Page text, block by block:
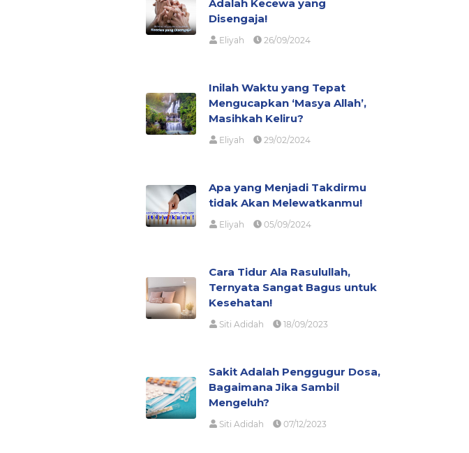
Adalah Kecewa yang
Disengaja!
Eliyah 26/09/2024
Inilah Waktu yang Tepat
Mengucapkan ‘Masya Allah’,
Masihkah Keliru?
Eliyah 29/02/2024
Apa yang Menjadi Takdirmu
tidak Akan Melewatkanmu!
Eliyah 05/09/2024
Cara Tidur Ala Rasulullah,
Ternyata Sangat Bagus untuk
Kesehatan!
Siti Adidah 18/09/2023
Sakit Adalah Penggugur Dosa,
Bagaimana Jika Sambil
Mengeluh?
Siti Adidah 07/12/2023